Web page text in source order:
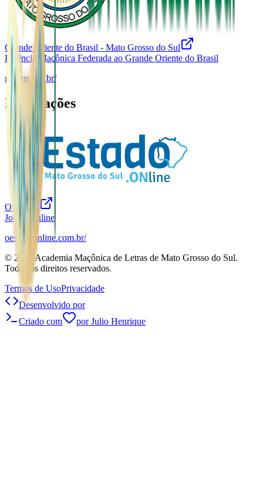
Grande Oriente do Brasil - Mato Grosso do Sul
Potência Maçônica Federada ao Grande Oriente do Brasil
gobms.org.br/
Publicações
O Estado
Jornal Online
oestadoonline.com.br/
© 2026
Academia Maçônica de Letras de Mato Grosso do Sul.
Todos os direitos reservados.
Termos de UsoPrivacidade
Desenvolvido por
Criado com
por Julio Henrique